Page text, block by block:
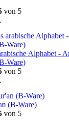
von 5
Alphabet -
Ware)
von 5
(B-Ware)
von 5